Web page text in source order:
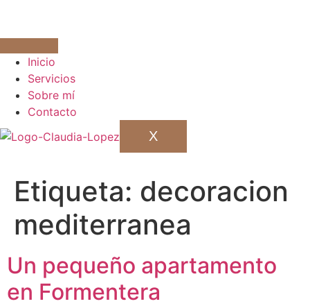
Inicio
Servicios
Sobre mí
Contacto
X
Etiqueta: decoracion
mediterranea
Un pequeño apartamento
en Formentera